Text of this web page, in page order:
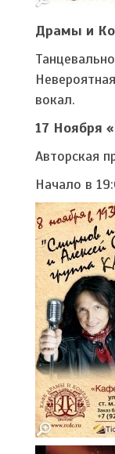
Драмы и
вокал.
17 Ноября
Авторская
Начало в